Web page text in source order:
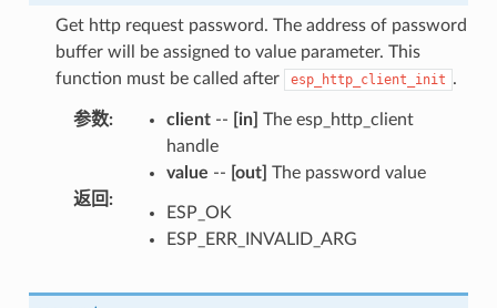
Get http request password. The address of password
buffer will be assigned to value parameter. This
function must be called after
esp_http_client_init .
参数: client-- [in] The esp_http_client
handle
value -- [out] The password value
返回 :
ESP_OK
ESP_ERR_INVALID_ARG